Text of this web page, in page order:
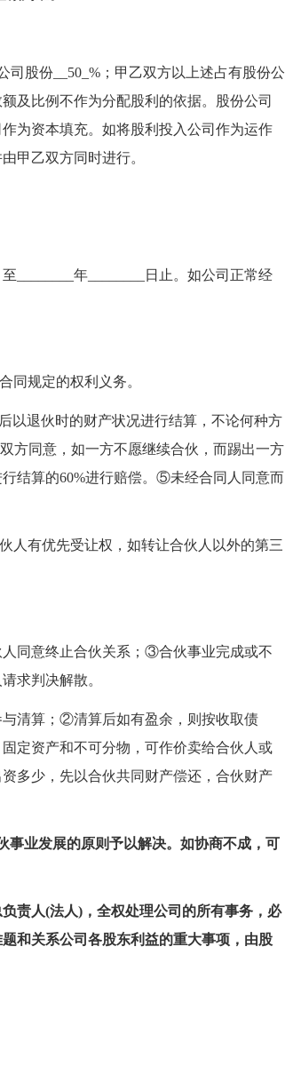
司股份__50_%；甲乙双方以上述占有股份公
及比例不作为分配股利的依据。股份公司
为资本填充。如将股利投入公司作为运作
甲乙双方同时进行。
________年________日止。如公司正常经
规定的权利义务。
以退伙时的财产状况进行结算，不论何种方
方同意，如一方不愿继续合伙，而踢出一方
结算的60%进行赔偿。⑤未经合同人同意而
人有优先受让权，如转让合伙人以外的第三
同意终止合伙关系；③合伙事业完成或不
求判决解散。
清算；②清算后如有盈余，则按收取债
定资产和不可分物，可作价卖给合伙人或
多少，先以合伙共同财产偿还，合伙财产
事业发展的原则予以解决。如协商不成，可
责人(法人)，全权处理公司的所有事务，必
和关系公司各股东利益的重大事项，由股